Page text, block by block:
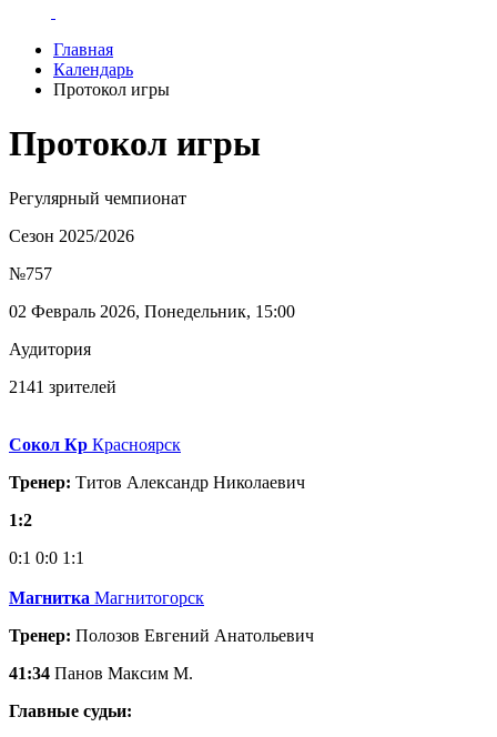
Главная
Календарь
Протокол игры
Протокол игры
Регулярный чемпионат
Сезон 2025/2026
№757
02 Февраль 2026, Понедельник, 15:00
Аудитория
2141 зрителей
Сокол Кр Красноярск
Тренер: Титов Александр Николаевич
1:2
0:1 0:0 1:1
Магнитка Магнитогорск
Тренер: Полозов Евгений Анатольевич
41:34 Панов Максим М.
Главные судьи: